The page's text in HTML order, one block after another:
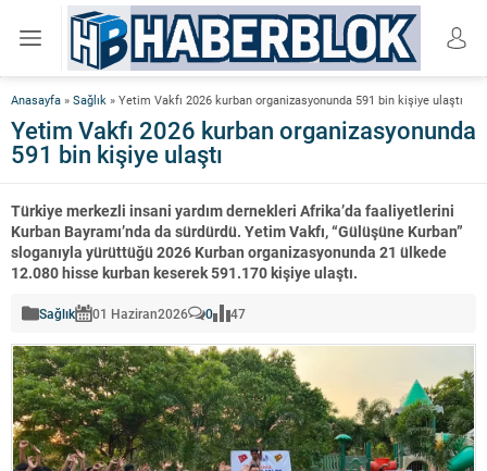
Anasayfa » Sağlık » Yetim Vakfı 2026 kurban organizasyonunda 591 bin kişiye ulaştı
Yetim Vakfı 2026 kurban organizasyonunda
591 bin kişiye ulaştı
Türkiye merkezli insani yardım dernekleri Afrika’da faaliyetlerini
Kurban Bayramı’nda da sürdürdü. Yetim Vakfı, “Gülüşüne Kurban”
sloganıyla yürüttüğü 2026 Kurban organizasyonunda 21 ülkede
12.080 hisse kurban keserek 591.170 kişiye ulaştı.
Sağlık 01 Haziran2026 0 47